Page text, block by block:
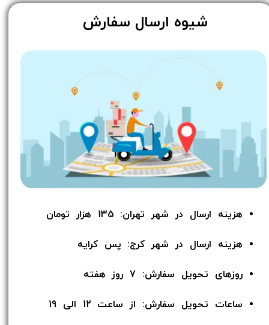
هزینه ارسال در شهر تهران: 135 هزار تومان
هزینه ارسال در شهر کرج: پس کرایه
روزهای تحویل سفارش: 7 روز هفته
ساعات تحویل سفارش: از ساعت 12 الی 19
​شیوه ارسال سفارش